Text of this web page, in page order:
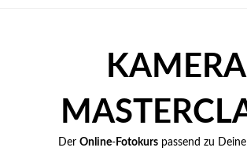
KAMERA
DerOnline- Fotokurs passend zu